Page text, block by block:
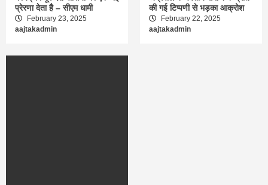
प्रेरणा देता है – सीएम धामी
February 23, 2025
aajtakadmin
की गई टिप्पणी से भड़का आक्रोश
February 22, 2025
aajtakadmin